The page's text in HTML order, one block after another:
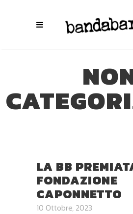
LA BB
FONDAZIONE
CAPONNETTO
10 Ottobre, 2023